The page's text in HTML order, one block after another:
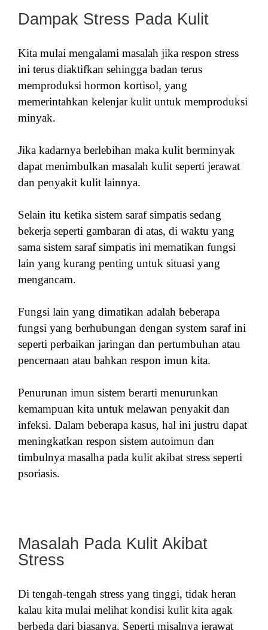
Dampak Stress Pada Kulit
Kita mulai mengalami masalah jika respon stress
ini terus diaktifkan sehingga badan terus
memproduksi hormon kortisol, yang
memerintahkan kelenjar kulit untuk memproduksi
minyak.
Jika kadarnya berlebihan maka kulit berminyak
dapat menimbulkan masalah kulit seperti jerawat
dan penyakit kulit lainnya.
Selain itu ketika sistem saraf simpatis sedang
bekerja seperti gambaran di atas, di waktu yang
sama sistem saraf simpatis ini mematikan fungsi
lain yang kurang penting untuk situasi yang
mengancam.
Fungsi lain yang dimatikan adalah beberapa
fungsi yang berhubungan dengan system saraf ini
seperti perbaikan jaringan dan pertumbuhan atau
pencernaan atau bahkan respon imun kita.
Penurunan imun sistem berarti menurunkan
kemampuan kita untuk melawan penyakit dan
infeksi. Dalam beberapa kasus, hal ini justru dapat
meningkatkan respon sistem autoimun dan
timbulnya masalha pada kulit akibat stress seperti
psoriasis.
Masalah Pada Kulit Akibat
Stress
Di tengah-tengah stress yang tinggi, tidak heran
kalau kita mulai melihat kondisi kulit kita agak
berbeda dari biasanya. Seperti misalnya jerawat